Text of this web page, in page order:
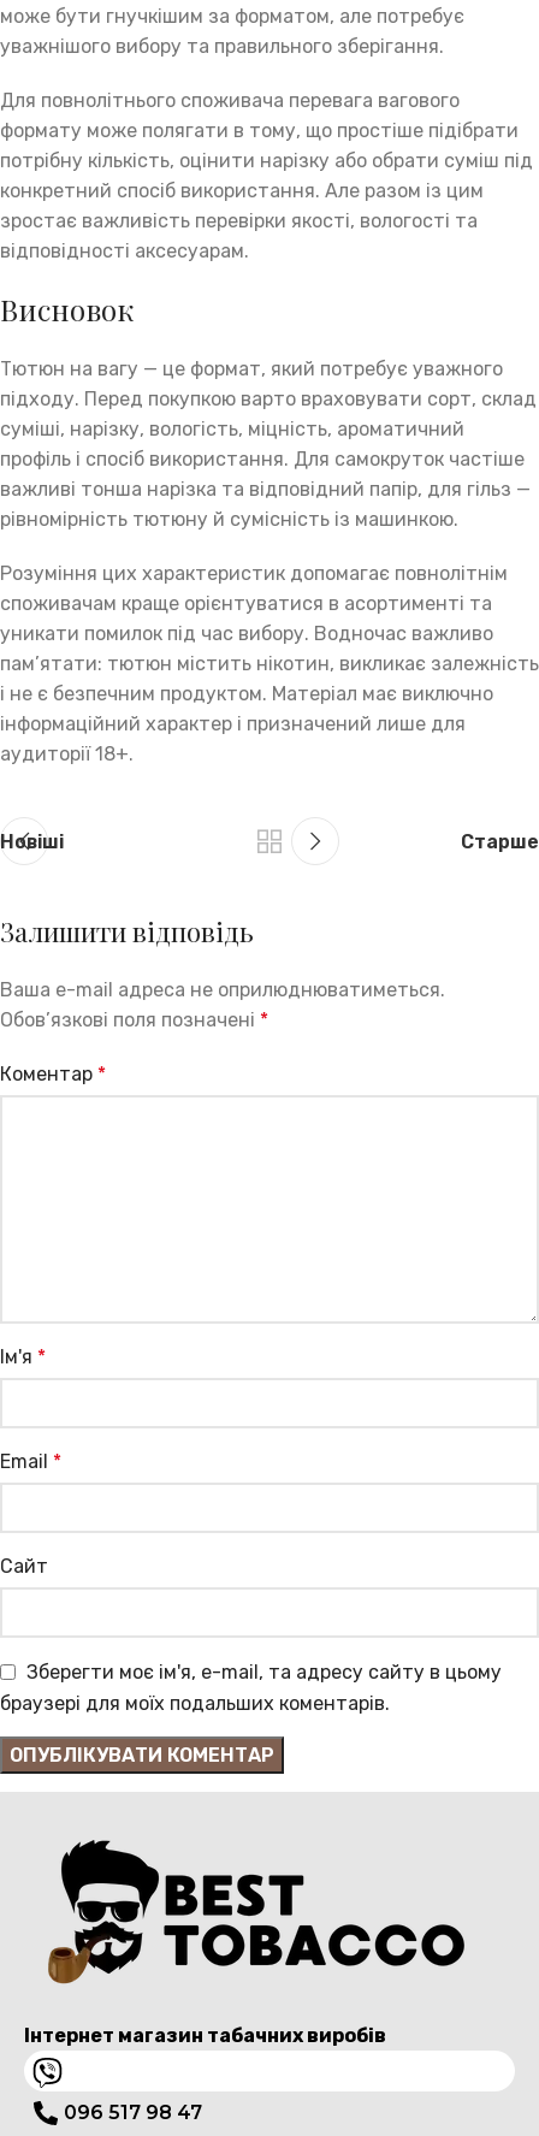
може бути гнучкішим за форматом, але потребує
уважнішого вибору та правильного зберігання.
Для повнолітнього споживача перевага вагового
формату може полягати в тому, що простіше підібрати
потрібну кількість, оцінити нарізку або обрати суміш під
конкретний спосіб використання. Але разом із цим
зростає важливість перевірки якості, вологості та
відповідності аксесуарам.
Висновок
Тютюн на вагу — це формат, який потребує уважного
підходу. Перед покупкою варто враховувати сорт, склад
суміші, нарізку, вологість, міцність, ароматичний
профіль і спосіб використання. Для самокруток частіше
важливі тонша нарізка та відповідний папір, для гільз —
рівномірність тютюну й сумісність із машинкою.
Розуміння цих характеристик допомагає повнолітнім
споживачам краще орієнтуватися в асортименті та
уникати помилок під час вибору. Водночас важливо
пам’ятати: тютюн містить нікотин, викликає залежність
і не є безпечним продуктом. Матеріал має виключно
інформаційний характер і призначений лише для
аудиторії 18+.
Новіші Старше
Залишити відповідь
Ваша e-mail адреса не оприлюднюватиметься.
Обов’язкові поля позначені *
Коментар *
Ім'я *
Email *
Сайт
Зберегти моє ім'я, e-mail, та адресу сайту в цьому
браузері для моїх подальших коментарів.
Інтернет магазин табачних виробів
096 517 98 47